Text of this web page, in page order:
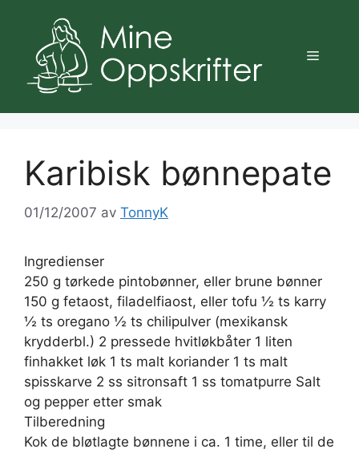
innhold
Meny
Karibisk bønnepate
01/12/2007 av TonnyK
Ingredienser
250 g tørkede pintobønner, eller brune bønner
150 g fetaost, filadelfiaost, eller tofu ½ ts karry
½ ts oregano ½ ts chilipulver (mexikansk
krydderbl.) 2 pressede hvitløkbåter 1 liten
finhakket løk 1 ts malt koriander 1 ts malt
spisskarve 2 ss sitronsaft 1 ss tomatpurre Salt
og pepper etter smak
Tilberedning
Kok de bløtlagte bønnene i ca. 1 time, eller til de